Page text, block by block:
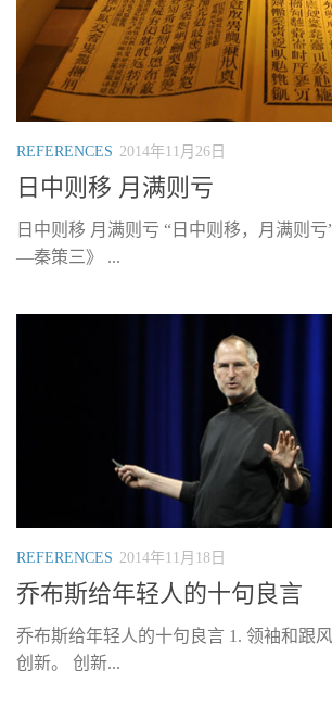
REFERENCES 2014年11月26日
日中则移 月满则亏
日中则移 月满则亏 “日中则移，月满则
—秦策三》 ...
REFERENCES 2014年11月18日
乔布斯给年轻人的十句良言
乔布斯给年轻人的十句良言 1. 领袖和跟
创新。 创新...